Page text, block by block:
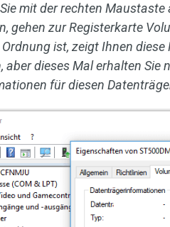
mit der rechten
gehen zur Registerkarte
Ordnung ist, zeigt Ihnen
aber dieses Mal erhalten Sie
für diesen